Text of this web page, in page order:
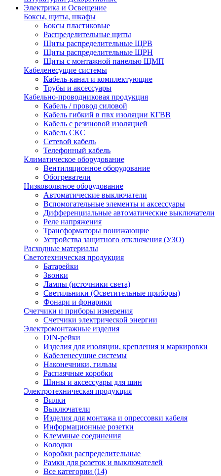
Электрика и Освещение
Боксы, щиты, шкафы
Боксы пластиковые
Распределительные щиты
Щиты распределительные ЩРВ
Щиты распределительные ЩРН
Щиты с монтажной панелью ЩМП
Кабеленесущие системы
Кабель-канал и комплектующие
Трубы и аксессуары
Кабельно-проводниковая продукция
Кабель / провод силовой
Кабель гибкий в пвх изоляции КГВВ
Кабель с резиновой изоляцией
Кабель СКС
Сетевой кабель
Телефонный кабель
Климатическое оборудование
Вентиляционное оборудование
Обогреватели
Низковольтное оборудование
Автоматические выключатели
Вспомогательные элементы и аксессуары
Дифференциальные автоматические выключатели
Реле напряжения
Трансформаторы понижающие
Устройства защитного отключения (УЗО)
Расходные материалы
Светотехническая продукция
Батарейки
Звонки
Лампы (источники света)
Светильники (Осветительные приборы)
Фонари и фонарики
Счетчики и приборы измерения
Счетчики электрической энергии
Электромонтажные изделия
DIN-рейки
Изделия для изоляции, крепления и маркировки
Кабеленесущие системы
Наконечники, гильзы
Распаячные коробки
Шины и аксессуары для шин
Электротехническая продукция
Вилки
Выключатели
Изделия для монтажа и опрессовки кабеля
Информационные розетки
Клеммные соединения
Колодки
Коробки распределительные
Рамки для розеток и выключателей
Все категории (14)